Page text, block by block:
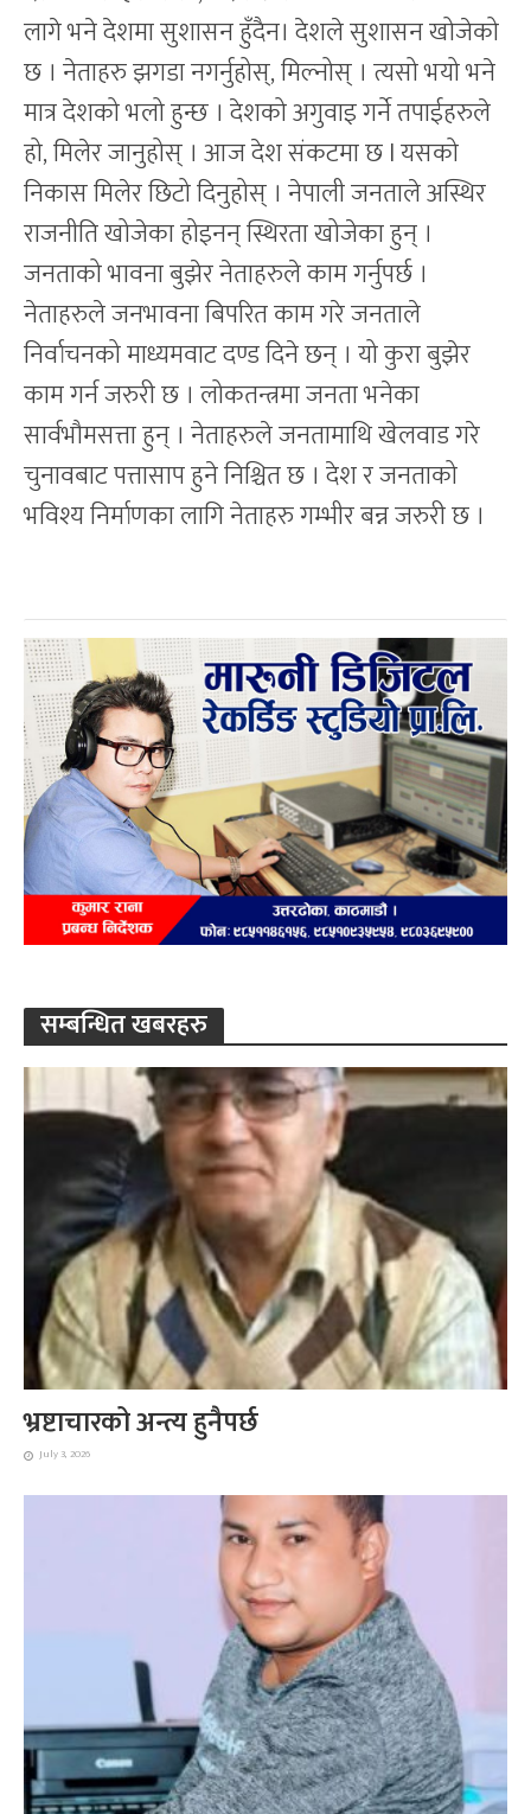
लागे भने देशमा सुशासन हुँदैन। देशले सुशासन खोजेको
छ । नेताहरु झगडा नगर्नुहोस्, मिल्नोस् । त्यसो भयो भने
मात्र देशको भलो हुन्छ । देशको अगुवाइ गर्ने तपाईहरुले
हो, मिलेर जानुहोस् । आज देश संकटमा छ l यसको
निकास मिलेर छिटो दिनुहोस् । नेपाली जनताले अस्थिर
राजनीति खोजेका होइनन् स्थिरता खोजेका हुन् ।
जनताको भावना बुझेर नेताहरुले काम गर्नुपर्छ ।
नेताहरुले जनभावना बिपरित काम गरे जनताले
निर्वाचनको माध्यमवाट दण्ड दिने छन् । यो कुरा बुझेर
काम गर्न जरुरी छ । लोकतन्त्रमा जनता भनेका
सार्वभौमसत्ता हुन् । नेताहरुले जनतामाथि खेलवाड गरे
चुनावबाट पत्तासाप हुने निश्चित छ । देश र जनताको
भविश्य निर्माणका लागि नेताहरु गम्भीर बन्न जरुरी छ ।
सम्बन्धित खबरहरु
भ्रष्टाचारको अन्त्य हुनैपर्छ
July 3, 2026